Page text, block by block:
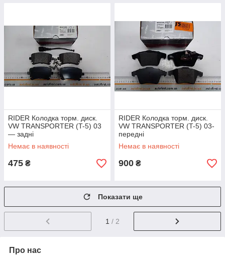
RIDER Колодка торм. диск.
VW TRANSPORTER (T-5) 03
— задні
Немає в наявності
475 ₴
RIDER Колодка торм. диск.
VW TRANSPORTER (T-5) 03-
передні
Немає в наявності
900 ₴
Показати ще
1 / 2
Про нас